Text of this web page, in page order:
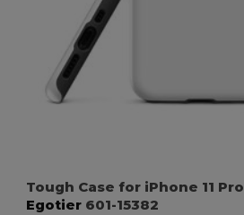
Tough Case for iPhone 11 Pro
Egotier 601-15382